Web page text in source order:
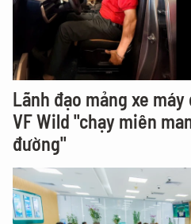
Lãnh đạo mảng xe
VF Wild "chạy miên
đường"